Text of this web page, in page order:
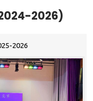
2026)
2026